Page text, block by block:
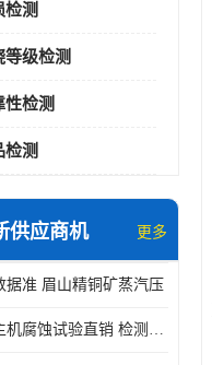
检测
等级检测
性检测
检测
供应商机 更多
据准 眉山精铜矿蒸汽压
四川主机腐蚀试验直销 检测数据准